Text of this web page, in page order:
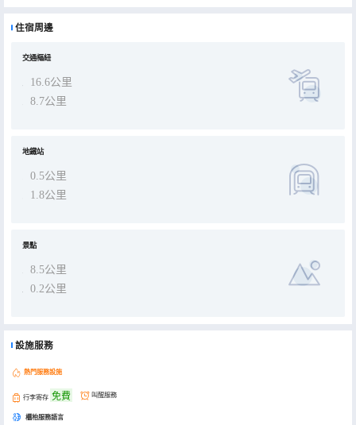
住宿周邊
交通樞紐
16.6公里
8.7公里
地鐵站
0.5公里
1.8公里
景點
8.5公里
0.2公里
設施服務
熱門服務設施
行李寄存 免費 叫醒服務
櫃枱服務語言